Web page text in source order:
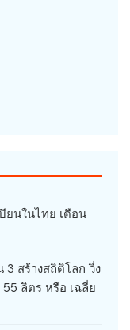
ยนในไทย เดือน
3 สร้างสถิติโลก วิ่ง
ลิตร หรือ เฉลี่ย